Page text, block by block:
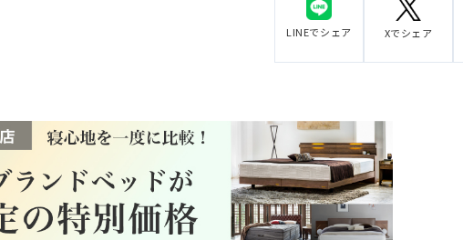
LINEでシェア Xでシェア